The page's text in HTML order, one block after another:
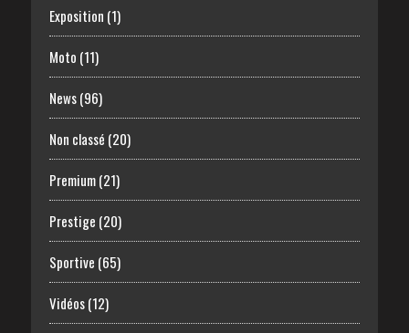
Exposition (1)
Moto (11)
News(96)
Non classé (20)
Premium(21)
Prestige (20)
Sportive (65)
Vidéos(12)